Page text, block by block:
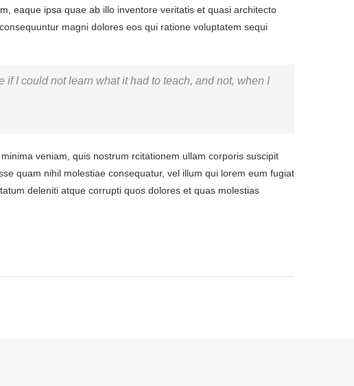
eaque ipsa quae ab illo inventore veritatis et quasi architecto
magni dolores eos qui ratione voluptatem sequi
I could not learn what it had to teach, and not, when I
veniam, quis nostrum rcitationem ullam corporis suscipit
quam nihil molestiae consequatur, vel illum qui lorem eum fugiat
deleniti atque corrupti quos dolores et quas molestias